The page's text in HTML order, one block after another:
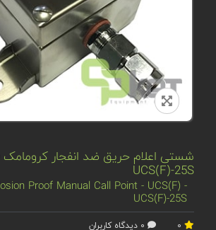
UCS(F)-25S
Proof Manual Call Point - UCS(F) -
UCS(F)-25S